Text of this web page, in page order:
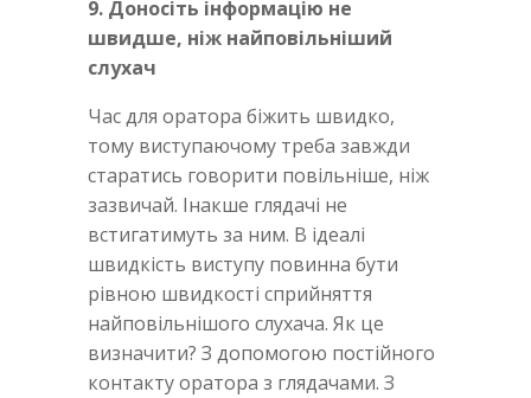
9. Доносіть інформацію не
швидше, ніж найповільніший
слухач
Час для оратора біжить швидко,
тому виступаючому треба завжди
старатись говорити повільніше, ніж
зазвичай. Інакше глядачі не
встигатимуть за ним. В ідеалі
швидкість виступу повинна бути
рівною швидкості сприйняття
найповільнішого слухача. Як це
визначити? З допомогою постійного
контакту оратора з глядачами. З